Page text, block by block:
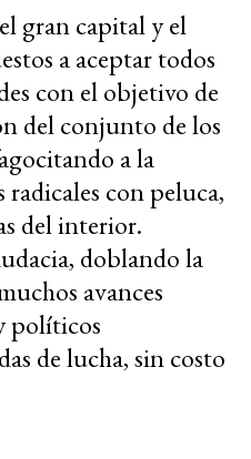
gran capital y el
a aceptar todos
con el objetivo de
del conjunto de los
a la
con peluca,
del interior.
doblando la
avances
políticos
de lucha, sin costo